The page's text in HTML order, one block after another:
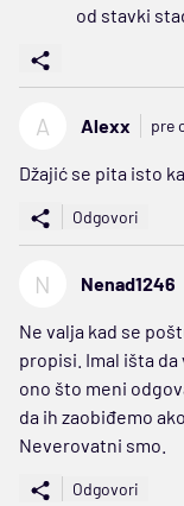
od stavki
A Alexx pre
Džajić se pita isto
Odgovori
N Nenad1246
Ne valja kad se
propisi. Imal išta da
ono što meni
da ih zaobiđemo
Neverovatni smo.
Odgovori